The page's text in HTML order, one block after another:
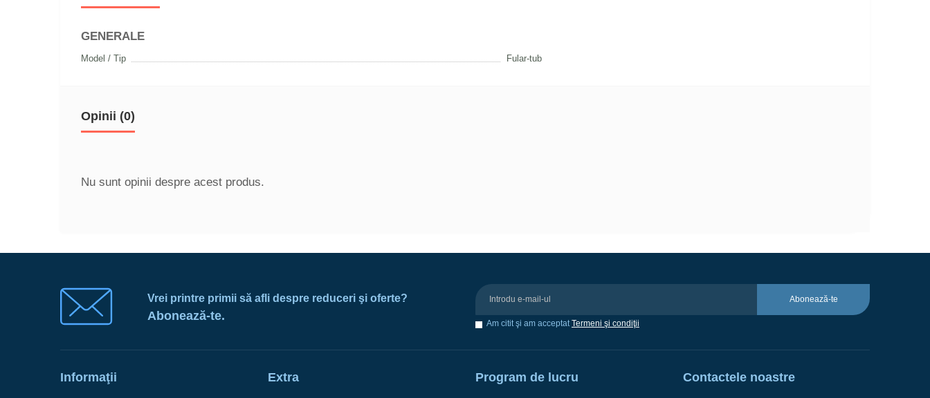
GENERALE
Model / Tip Fular-tub
Opinii (0)
Nu sunt opinii despre acest produs.
Vrei printre primii să afli despre reduceri şi oferte?
Abonează-te.
Abonează-te
Am citit şi am acceptatTermeni şi condiţii
Informaţii Extra Program de lucru Contactele noastre